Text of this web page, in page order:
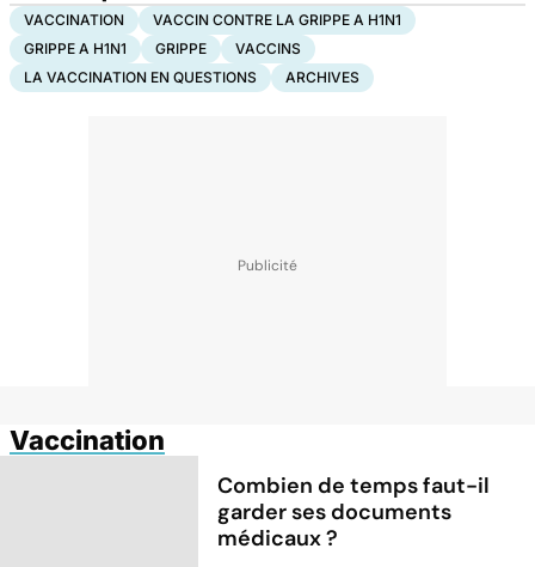
VACCINATION
VACCIN CONTRE LA GRIPPE A H1N1
GRIPPE A H1N1
GRIPPE
VACCINS
LA VACCINATION EN QUESTIONS
ARCHIVES
Vaccination
Combien de temps faut-il
garder ses documents
médicaux ?